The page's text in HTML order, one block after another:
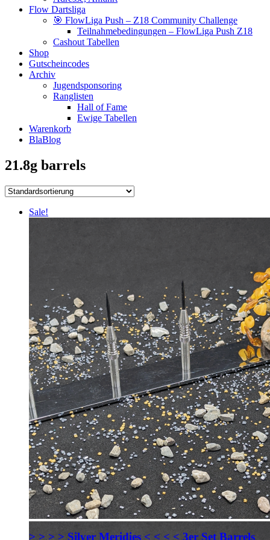
Flow Dartsliga
🎯 FlowLiga Push – Z18 Community Challenge
Teilnahmebedingungen – FlowLiga Push Z18
Cashout Tabellen
Shop
Gutscheincodes
Archiv
Jugendsponsoring
Ranglisten
Hall of Fame
Ewige Tabellen
Warenkorb
BlaBlog
21.8g barrels
Sale!
> > > > Silver Meridies < < < < 3er Set Barrels